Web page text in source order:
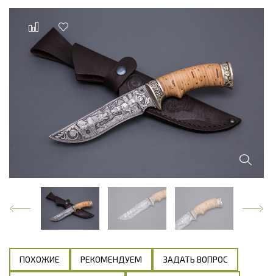
ПОХОЖИЕ РЕКОМЕНДУЕМ ЗАДАТЬ ВОПРОС